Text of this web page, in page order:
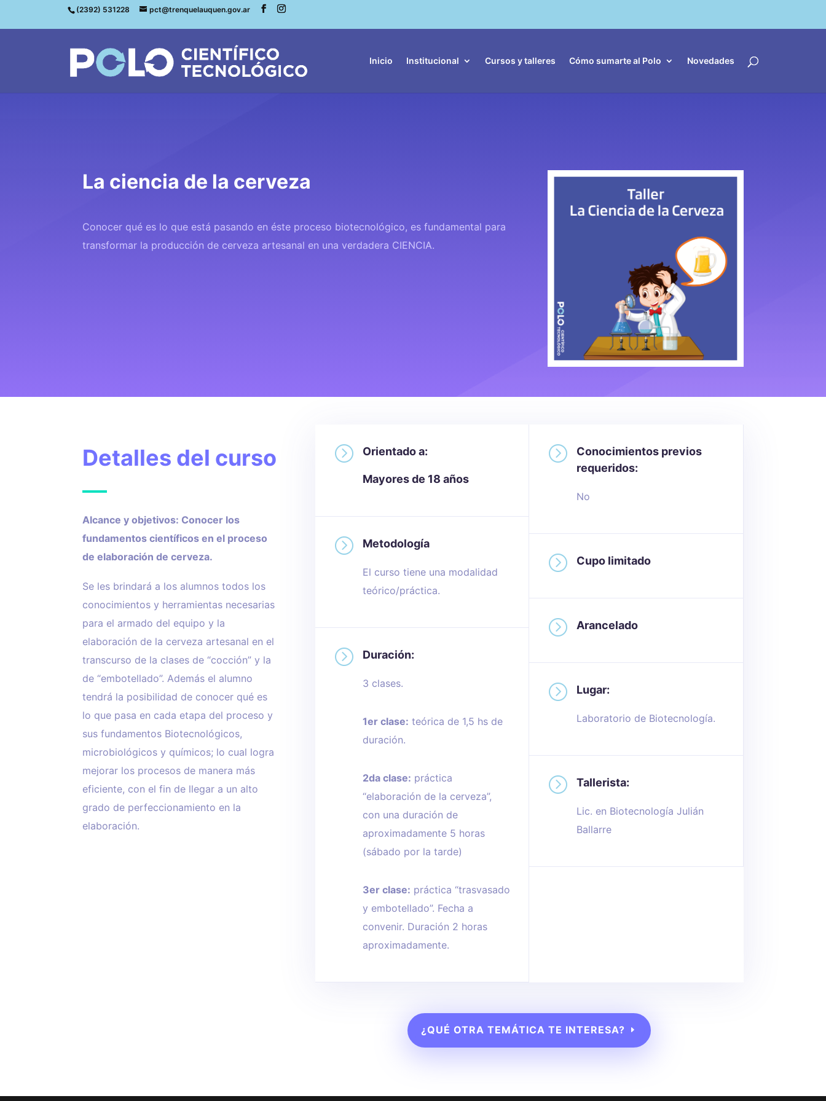
(2392) 531228 pct@trenquelauquen.gov.ar
Inicio Institucional Cursos y talleres Cómo sumarte al Polo Novedades
La ciencia de la cerveza
Conocer qué es lo que está pasando en éste proceso biotecnológico, es fundamental para
transformar la producción de cerveza artesanal en una verdadera CIENCIA.
Detalles del curso
Alcance y objetivos: Conocer los
fundamentos científicos en el proceso
de elaboración de cerveza.
Se les brindará a los alumnos todos los
conocimientos y herramientas necesarias
para el armado del equipo y la
elaboración de la cerveza artesanal en el
transcurso de la clases de “cocción” y la
de “embotellado”. Además el alumno
tendrá la posibilidad de conocer qué es
lo que pasa en cada etapa del proceso y
sus fundamentos Biotecnológicos,
microbiológicos y químicos; lo cual logra
mejorar los procesos de manera más
eficiente, con el fin de llegar a un alto
grado de perfeccionamiento en la
elaboración.
= Orientado a:
Mayores de 18 años
= Metodología
El curso tiene una modalidad
teórico/práctica.
= Duración:
3 clases.
1er clase: teórica de 1,5 hs de
duración.
2da clase: práctica
“elaboración de la cerveza”,
con una duración de
aproximadamente 5 horas
(sábado por la tarde)
3er clase: práctica “trasvasado
y embotellado”. Fecha a
convenir. Duración 2 horas
aproximadamente.
=
Conocimientos previos
requeridos:
No
= Cupo limitado
= Arancelado
= Lugar:
Laboratorio de Biotecnología.
= Tallerista:
Lic. en Biotecnología Julián
Ballarre
¿QUÉ OTRA TEMÁTICA TE INTERESA?